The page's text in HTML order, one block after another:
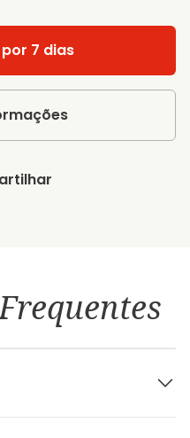
7 dias